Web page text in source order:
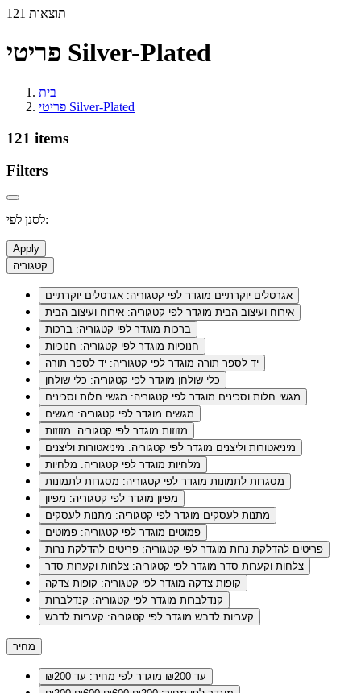
121 תוצאות
פריטי Silver-Plated
בית
פריטי Silver-Plated
121 items
Filters
לסנן לפי:
Apply
קטגוריה
אגרטלים יוקרתיים מוגדר לפי קטגוריה: אגרטלים יוקרתיים
אירוח ועיצוב הבית מוגדר לפי קטגוריה: אירוח ועיצוב הבית
ברכות מוגדר לפי קטגוריה: ברכות
חנוכיות מוגדר לפי קטגוריה: חנוכיות
יד לספר תורה מוגדר לפי קטגוריה: יד לספר תורה
כלי שולחן מוגדר לפי קטגוריה: כלי שולחן
מגשי חלות וסכינים מוגדר לפי קטגוריה: מגשי חלות וסכינים
מגשים מוגדר לפי קטגוריה: מגשים
מזוזות מוגדר לפי קטגוריה: מזוזות
מיניאטורות וליצנים מוגדר לפי קטגוריה: מיניאטורות וליצנים
מלחיות מוגדר לפי קטגוריה: מלחיות
מסגרות לתמונות מוגדר לפי קטגוריה: מסגרות לתמונות
מפיון מוגדר לפי קטגוריה: מפיון
מתנות לעסקים מוגדר לפי קטגוריה: מתנות לעסקים
פמוטים מוגדר לפי קטגוריה: פמוטים
פריטים להדלקת נרות מוגדר לפי קטגוריה: פריטים להדלקת נרות
צלחות וקערות סדר מוגדר לפי קטגוריה: צלחות וקערות סדר
קופות צדקה מוגדר לפי קטגוריה: קופות צדקה
קנדלברות מוגדר לפי קטגוריה: קנדלברות
קעריות לדבש מוגדר לפי קטגוריה: קעריות לדבש
מחיר
עד ₪200
מוגדר לפי מחיר: עד ₪200